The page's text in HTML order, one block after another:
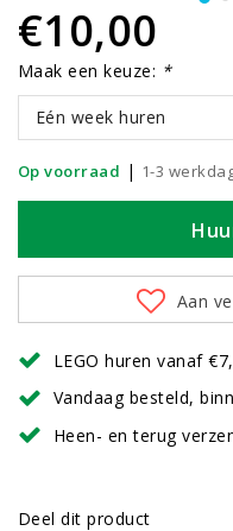
€10,00
Maak een keuze: *
Eén week huren
Op voorraad | 1-3
Aan
LEGO huren vanaf
Vandaag besteld,
Heen- en terug
Deel dit product